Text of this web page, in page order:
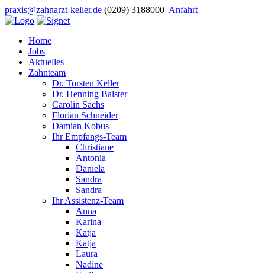
praxis@zahnarzt-keller.de (0209) 3188000 Anfahrt
Home
Jobs
Aktuelles
Zahnteam
Dr. Torsten Keller
Dr. Henning Balster
Carolin Sachs
Florian Schneider
Damian Kobus
Ihr Empfangs-Team
Christiane
Antonia
Daniela
Sandra
Sandra
Ihr Assistenz-Team
Anna
Karina
Katja
Katja
Laura
Nadine